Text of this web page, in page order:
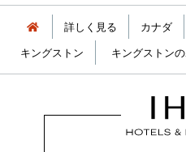
詳しく見る カナダ
キングストン
キングストン